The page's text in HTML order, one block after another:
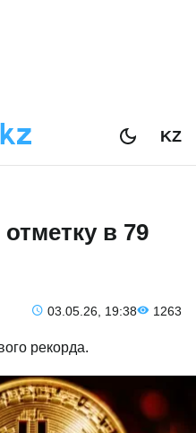
KZ
в 79
03.05.26, 19:38 1263
рекорда.